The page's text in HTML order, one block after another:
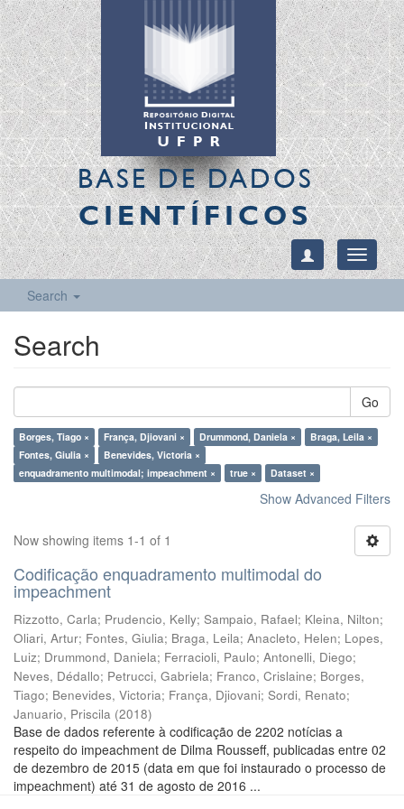
BASE DE DADOS
CIENTÍFICOS
Toggle
Search
Search
Go
Borges, Tiago × França, Djiovani × Drummond, Daniela ×
Braga, Leila ×
Fontes, Giulia ×
Benevides, Victoria ×
enquadramento multimodal; impeachment ×
true × Dataset ×
Show Advanced Filters
Now showing items 1-1 of 1
Codificação enquadramento multimodal do
impeachment
Rizzotto, Carla; Prudencio, Kelly; Sampaio, Rafael; Kleina, Nilton;
Oliari, Artur; Fontes, Giulia; Braga, Leila; Anacleto, Helen; Lopes,
Luiz; Drummond, Daniela; Ferracioli, Paulo; Antonelli, Diego;
Neves, Dédallo; Petrucci, Gabriela; Franco, Crislaine; Borges,
Tiago; Benevides, Victoria; França, Djiovani; Sordi, Renato;
Januario, Priscila (2018)
Base de dados referente à codificação de 2202 notícias a
respeito do impeachment de Dilma Rousseff, publicadas entre 02
de dezembro de 2015 (data em que foi instaurado o processo de
impeachment) até 31 de agosto de 2016 ...